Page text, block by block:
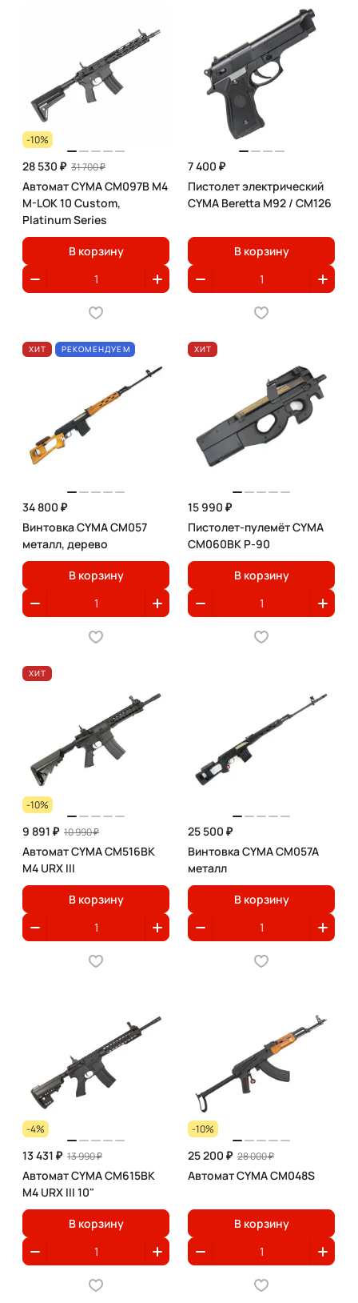
-10%
28 530 ₽ 31 700 ₽
Автомат CYMA CM097B M4
M-LOK 10 Custom,
Platinum Series
В корзину
7 400 ₽
Пистолет электрический
CYMA Beretta M92 / CM126
В корзину
ХИТ РЕКОМЕНДУЕМ
34 800 ₽
Винтовка CYMA CM057
металл, дерево
В корзину
ХИТ
15 990 ₽
Пистолет-пулемёт CYMA
CM060BK P-90
В корзину
ХИТ
-10%
9 891 ₽ 10 990 ₽
Автомат CYMA CM516BK
M4 URX III
В корзину
25 500 ₽
Винтовка CYMA CM057A
металл
В корзину
-4%
13 431 ₽ 13 990 ₽
Автомат CYMA CM615BK
M4 URX III 10"
В корзину
-10%
25 200 ₽ 28 000 ₽
Автомат CYMA CM048S
В корзину